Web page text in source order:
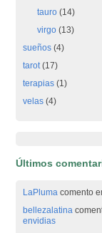
tauro (14)
virgo (13)
sueños (4)
tarot(17)
terapias (1)
velas (4)
Últimos
LaPluma comento
bellezalatina
envidias